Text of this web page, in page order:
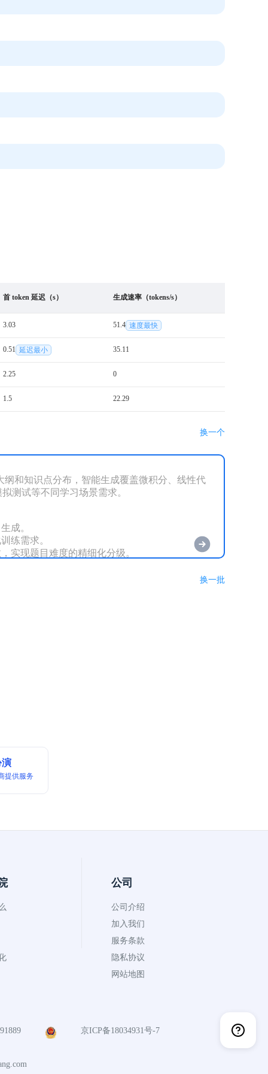
首 token 延迟（s） 生成速率（tokens/s）
3.03 51.4 速度最快
0.51 延迟最小 35.11
2.25 0
1.5 22.29
换一个
知识点分布，智能生成覆盖微积分、线性代
测试等不同学习场景需求。
成。
练需求。
现题目难度的精细化分级。
中值。
换一批
提供服务
公司
公司介绍
加入我们
服务条款
隐私协议
网站地图
京ICP备18034931号-7